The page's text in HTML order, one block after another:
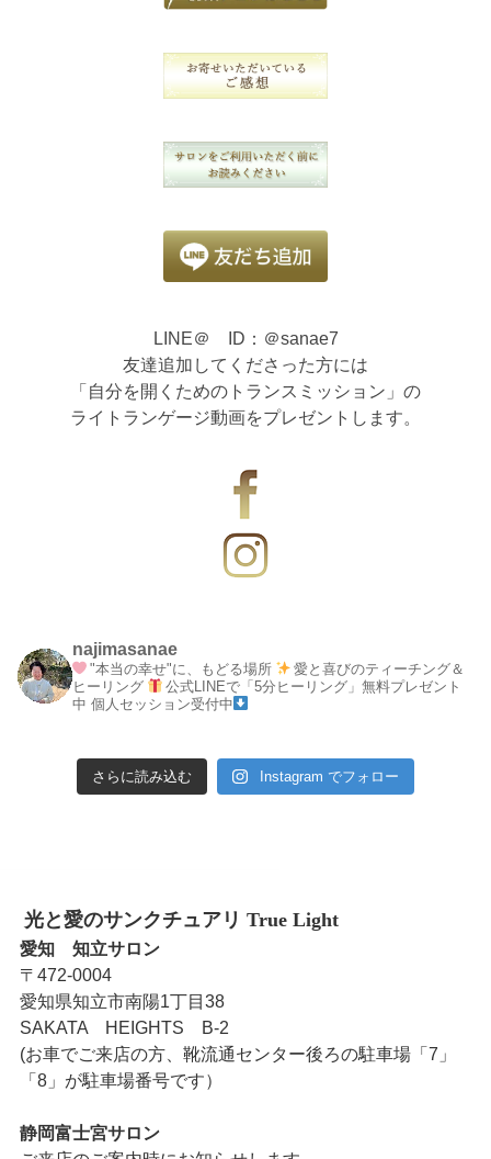
LINE＠ ID：＠sanae7
友達追加してくださった方には
「自分を開くためのトランスミッション」の
ライトランゲージ動画をプレゼントします。
najimasanae
"本当の幸せ"に、もどる場所
愛と喜びのティーチング＆
ヒーリング
公式LINEで「5分ヒーリング」無料プレゼント
中 個人セッション受付中
さらに読み込む Instagram でフォロー
光と愛のサンクチュアリ True Light
愛知 知立サロン
〒472-0004
愛知県知立市南陽1丁目38
SAKATA HEIGHTS B-2
(お車でご来店の方、靴流通センター後ろの駐車場「7」
「8」が駐車場番号です）
静岡富士宮サロン